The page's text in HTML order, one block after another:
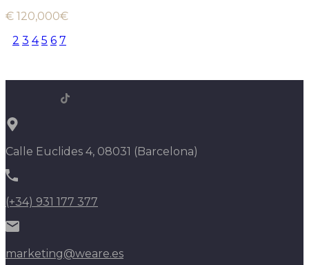
€ 120,000€
2 3 4 5 6 7
Calle Euclides 4, 08031 (Barcelona)
(+34) 931 177 377
marketing@weare.es